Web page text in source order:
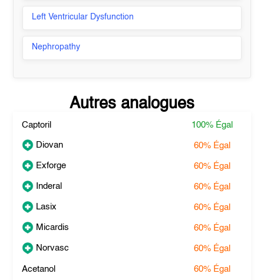
Left Ventricular Dysfunction
Nephropathy
Autres analogues
Captoril 100% Égal
Diovan 60% Égal
Exforge 60% Égal
Inderal 60% Égal
Lasix 60% Égal
Micardis 60% Égal
Norvasc 60% Égal
Acetanol 60% Égal